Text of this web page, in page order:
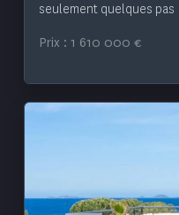
seulement quelques pas
Prix : 1 610 000 €